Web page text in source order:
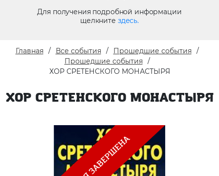
Для получения подробной информации
щелкните здесь.
Главная Все события
Прошедшие события
Прошедшие события
ХОР СРЕТЕНСКОГО МОНАСТЫРЯ
ХОР СРЕТЕНСКОГО МОНАСТЫРЯ